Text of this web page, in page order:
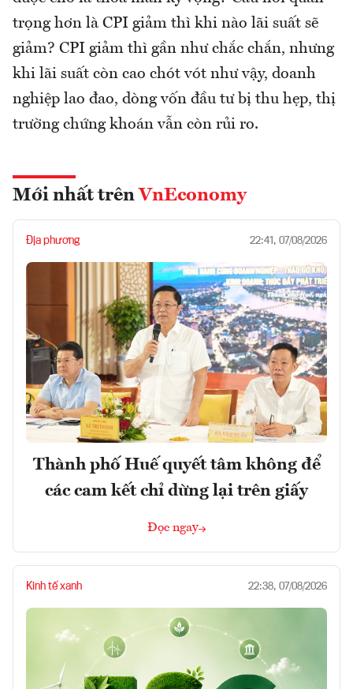
trọng hơn là CPI giảm thì khi nào lãi suất sẽ
giảm? CPI giảm thì gần như chắc chắn, nhưng
khi lãi suất còn cao chót vót như vậy, doanh
nghiệp lao đao, dòng vốn đầu tư bị thu hẹp, thị
trường chứng khoán vẫn còn rủi ro.
Mới nhất trên VnEconomy
Địa phương 22:41, 07/08/2026
Thành phố Huế quyết tâm không để
các cam kết chỉ dừng lại trên giấy
Đọc ngay
Kinh tế xanh 22:38, 07/08/2026